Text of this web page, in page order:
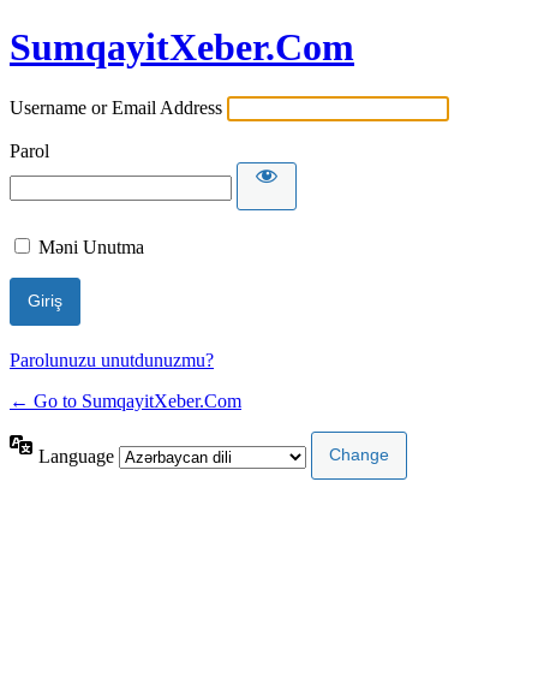
SumqayitXeber.Com
Username or Email Address
Parol
Məni Unutma
Parolunuzu unutdunuzmu?
← Go to SumqayitXeber.Com
Language